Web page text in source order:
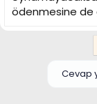
ödenmesine de
Cevap